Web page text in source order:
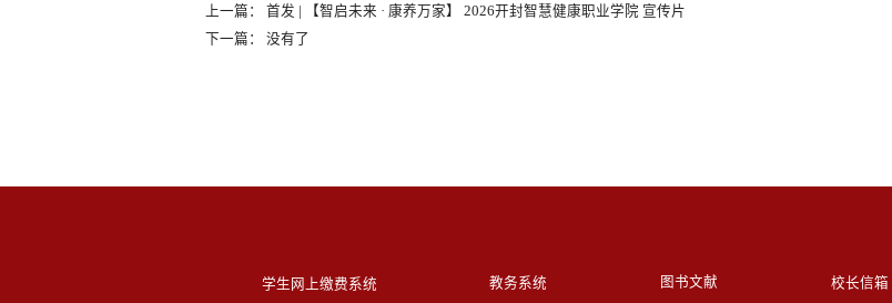
上一篇： 首发 | 【智启未来 · 康养万家】 2026开封智慧健康职业学院 宣传片
下一篇： 没有了
学生网上缴费系统 教务系统 图书文献 校长信箱